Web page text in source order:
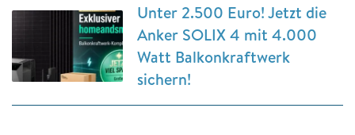
Unter 2.500 Euro! Jetzt die
Anker SOLIX 4 mit 4.000
Watt Balkonkraftwerk
sichern!